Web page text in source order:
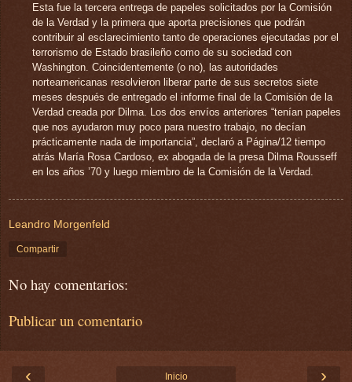
Esta fue la tercera entrega de papeles solicitados por la Comisión
de la Verdad y la primera que aporta precisiones que podrán
contribuir al esclarecimiento tanto de operaciones ejecutadas por el
terrorismo de Estado brasileño como de su sociedad con
Washington. Coincidentemente (o no), las autoridades
norteamericanas resolvieron liberar parte de sus secretos siete
meses después de entregado el informe final de la Comisión de la
Verdad creada por Dilma. Los dos envíos anteriores “tenían papeles
que nos ayudaron muy poco para nuestro trabajo, no decían
prácticamente nada de importancia”, declaró a Página/12 tiempo
atrás María Rosa Cardoso, ex abogada de la presa Dilma Rousseff
en los años ’70 y luego miembro de la Comisión de la Verdad.
Leandro Morgenfeld
Compartir
No hay comentarios:
Publicar un comentario
‹ ›
Inicio